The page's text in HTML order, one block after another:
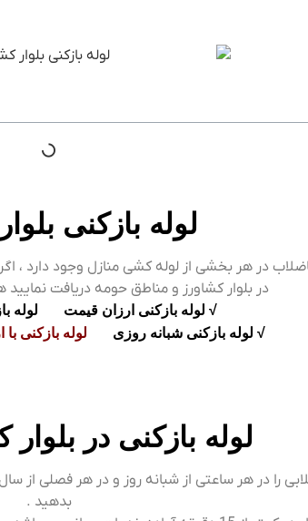
لوله بازکنی
در هر بخشی از لوله کشی منازل وجود دارد ،
در بلوار کشاورز و مناطق حومه دریافت
√ لوله بازکنی ارزان قیمت لوله بازکنی
√ لوله بازکنی شبانه روزی لوله بازکنی
لوله بازکنی در
را در هر ساعتی از شبانه روز و در هر فصلی از
بدهید .